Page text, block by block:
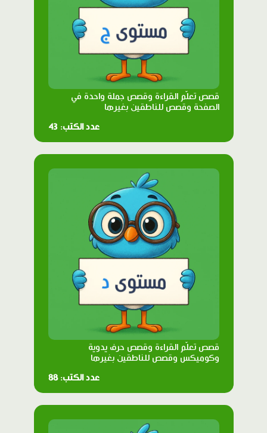
قصص تعلّم القراءة وقصص جملة واحدة في
الصفحة وقصص للناطقين بغيرها
عدد الكتب: 43
قصص تعلّم القراءة وقصص حرف يدوية
وكوميكس وقصص للناطقين بغيرها
عدد الكتب: 88